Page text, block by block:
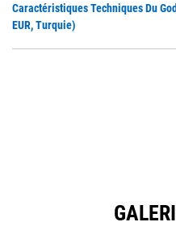
Caractéristiques Techniques Du
EUR, Turquie)